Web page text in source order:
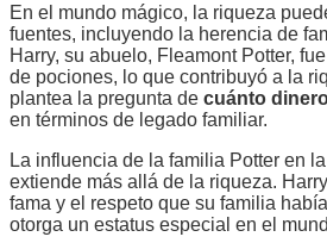
En el mundo mágico, la riqueza
fuentes, incluyendo la herencia de
Harry, su abuelo, Fleamont Potter,
de pociones, lo que contribuyó a la
plantea la pregunta de cuánto
en términos de legado familiar.
La influencia de la familia Potter en
extiende más allá de la riqueza.
fama y el respeto que su familia
otorga un estatus especial en el